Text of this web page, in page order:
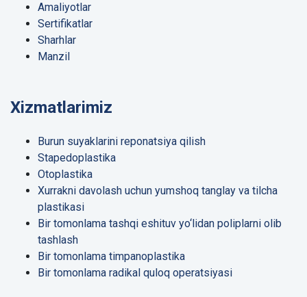
Amaliyotlar
Sertifikatlar
Sharhlar
Manzil
Xizmatlarimiz
Burun suyaklarini reponatsiya qilish
Stapedoplastika
Otoplastika
Xurrakni davolash uchun yumshoq tanglay va tilcha
plastikasi
Bir tomonlama tashqi eshituv yo‘lidan poliplarni olib
tashlash
Bir tomonlama timpanoplastika
Bir tomonlama radikal quloq operatsiyasi